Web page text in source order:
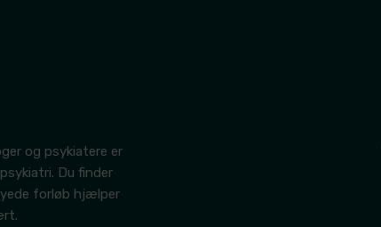
og psykiatere er
Du finder
forløb hjælper